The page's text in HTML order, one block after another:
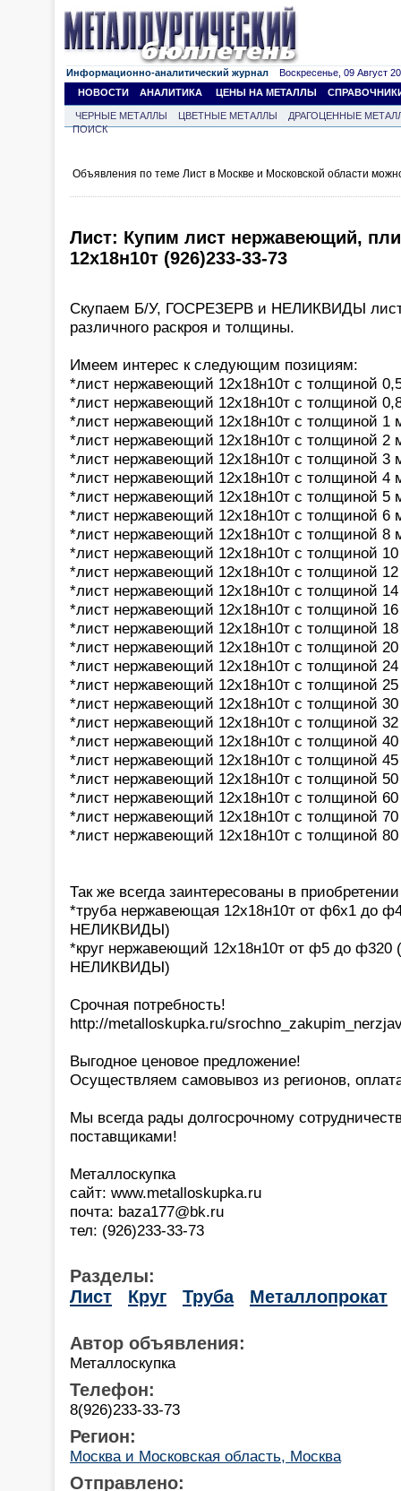
Информационно-аналитический журнал Воскресенье, 09 Август
НОВОСТИ
АНАЛИТИКА ЦЕНЫ НА МЕТАЛЛЫ
ЧЕРНЫЕ МЕТАЛЛЫ ЦВЕТНЫЕ МЕТАЛЛЫ
ДРАГОЦЕННЫЕ
ПОИСК
Объявления по теме Лист в Москве и Московской области
Лист: Купим лист нержавеющий,
12х18н10т (926)233-33-73
Скупаем Б/У, ГОСРЕЗЕРВ и НЕЛИКВИДЫ
различного раскроя и толщины.
Имеем интерес к следующим позициям:
*лист нержавеющий 12х18н10т с толщиной
*лист нержавеющий 12х18н10т с толщиной
*лист нержавеющий 12х18н10т с толщиной 1
*лист нержавеющий 12х18н10т с толщиной 2
*лист нержавеющий 12х18н10т с толщиной 3
*лист нержавеющий 12х18н10т с толщиной 4
*лист нержавеющий 12х18н10т с толщиной 5
*лист нержавеющий 12х18н10т с толщиной 6
*лист нержавеющий 12х18н10т с толщиной 8
*лист нержавеющий 12х18н10т с толщиной
*лист нержавеющий 12х18н10т с толщиной
*лист нержавеющий 12х18н10т с толщиной
*лист нержавеющий 12х18н10т с толщиной
*лист нержавеющий 12х18н10т с толщиной
*лист нержавеющий 12х18н10т с толщиной
*лист нержавеющий 12х18н10т с толщиной
*лист нержавеющий 12х18н10т с толщиной
*лист нержавеющий 12х18н10т с толщиной
*лист нержавеющий 12х18н10т с толщиной
*лист нержавеющий 12х18н10т с толщиной
*лист нержавеющий 12х18н10т с толщиной
*лист нержавеющий 12х18н10т с толщиной
*лист нержавеющий 12х18н10т с толщиной
*лист нержавеющий 12х18н10т с толщиной
*лист нержавеющий 12х18н10т с толщиной
Так же всегда заинтересованы в
*труба нержавеющая 12х18н10т от ф6х1 до
НЕЛИКВИДЫ)
*круг нержавеющий 12х18н10т от ф5 до
НЕЛИКВИДЫ)
Срочная потребность!
http://metalloskupka.ru/
Выгодное ценовое предложение!
Осуществляем самовывоз из регионов,
Мы всегда рады долгосрочному
поставщиками!
Металлоскупка
сайт: www.metalloskupka.ru
почта: baza177@bk.ru
тел: (926)233-33-73
Разделы:
Лист
Круг Труба Металлопрокат
Автор объявления:
Металлоскупка
Телефон:
8(926)233-33-73
Регион:
Москва и Московская область, Москва
Отправлено: